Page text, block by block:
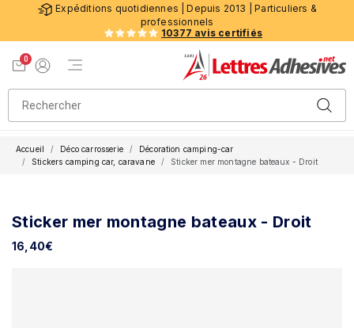
Expéditions quotidiennes | Depuis 2013 | Particuliers &
professionnels
10377 avis certifiés
0
Menu de navigation
Accueil Déco carrosserie
Décoration camping-car
Stickers camping car, caravane
Sticker mer montagne bateaux - Droit
Sticker mer montagne bateaux - Droit
16,40€